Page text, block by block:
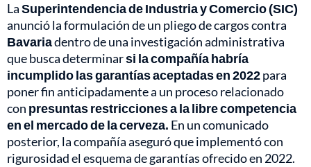
LaSuperintendencia de Industria y Comercio (SIC)
anunció la formulación de un pliego de cargos contra
Bavariadentro de una investigación administrativa
que busca determinarsi la compañía habría
incumplido las garantías aceptadas en 2022para
poner fin anticipadamente a un proceso relacionado
con presuntas restricciones a la libre competencia
en el mercado de la cerveza. En un comunicado
posterior, la compañía aseguró que implementó con
rigurosidad el esquema de garantías ofrecido en 2022.